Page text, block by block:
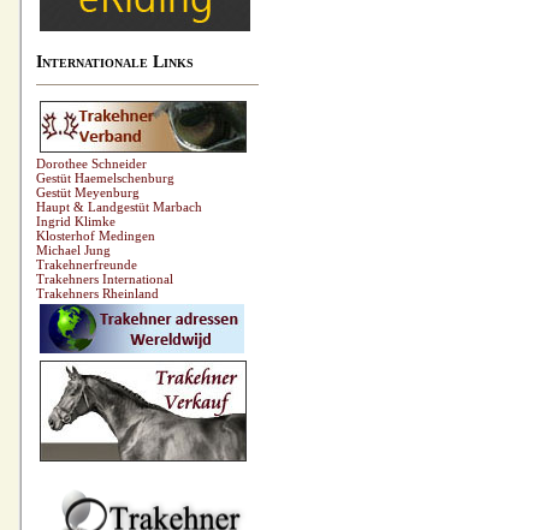
Internationale Links
Dorothee Schneider
Gestüt Haemelschenburg
Gestüt Meyenburg
Haupt & Landgestüt Marbach
Ingrid Klimke
Klosterhof Medingen
Michael Jung
Trakehnerfreunde
Trakehners International
Trakehners Rheinland